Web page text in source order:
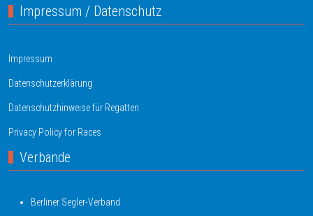
Impressum / Datenschutz
Impressum
Datenschutzerklärung
Datenschutzhinweise für Regatten
Privacy Policy for Races
Verbände
Berliner Segler-Verband